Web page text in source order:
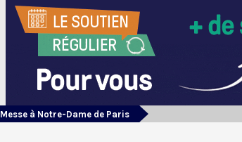
Messe à Notre-Dame de Paris